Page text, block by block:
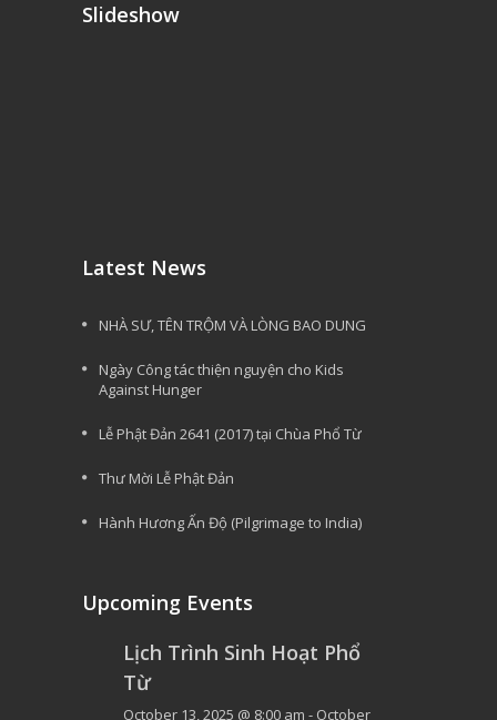
Slideshow
Latest News
NHÀ SƯ, TÊN TRỘM VÀ LÒNG BAO DUNG
Ngày Công tác thiện nguyện cho Kids
Against Hunger
Lễ Phật Đản 2641 (2017) tại Chùa Phổ Từ
Thư Mời Lễ Phật Đản
Hành Hương Ấn Độ (Pilgrimage to India)
Upcoming Events
Lịch Trình Sinh Hoạt Phổ
Từ
October 13, 2025 @ 8:00 am - October